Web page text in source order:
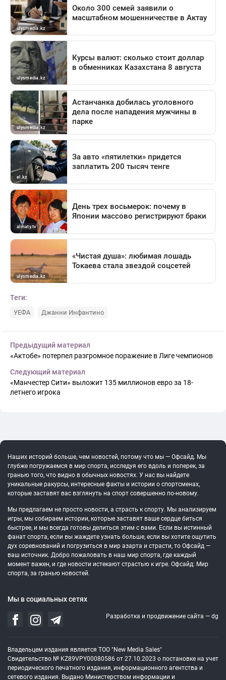
Теги:
УЕФА Джанни Инфантино
Предыдущий материал
«Актобе» потерпел разгромное поражение в Лиге чемпионов
Следующий материал
«Манчестер Сити» выложит 135 миллионов евро за 18-
летнего игрока
Наших историй больше, чем новостей, потому что мы — Офсайд. Мы
глубже погружаемся в мир спорта, исследуя его вдоль и поперек, за
гранью того, что видно в обычных новостях. У нас вы найдете
уникальные ракурсы, интересные факты и истории о спортсменах,
которые заставят вас взглянуть на спорт совершенно по-новому.
Мы предлагаем не просто новости, а страсть к спорту. Мы анализируем
игры, мы собираем истории, которые заставят ваше сердце биться
быстрее, и мы всегда готовы делиться этим с вами. Если вы истинный
фанат спорта, если вы жаждете узнать больше, если вы хотите ощутить
дух соревнований и погрузиться в мир азарта и страсти, то Офсайд —
ваш источник. Добро пожаловать в наш мир спорта, где каждый
момент важен, и где новости истекают страстью к игре. Офсайд: Мир
спорта, за гранью новостей.
Мы в социальных сетях
Разработка и продвижение сайта — dg
Владельцем издания является ТОО "New Media Sales"
Свидетельство № KZ89VPY00080586 от 27.10.2023 о постановке на учет
периодического печатного издания, информационного агентства и
сетевого издания. Выдано Министерством информации и